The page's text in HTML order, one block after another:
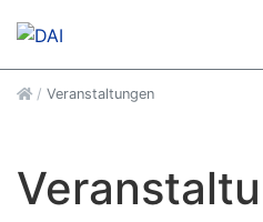
Startseite anzeigen
/ Veranstaltungen